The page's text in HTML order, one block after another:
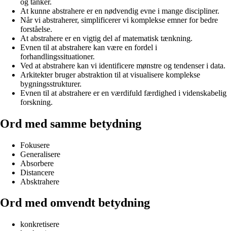
At kunne abstrahere er en nødvendig evne i mange discipliner.
Når vi abstraherer, simplificerer vi komplekse emner for bedre
forståelse.
At abstrahere er en vigtig del af matematisk tænkning.
Evnen til at abstrahere kan være en fordel i
forhandlingssituationer.
Ved at abstrahere kan vi identificere mønstre og tendenser i data.
Arkitekter bruger abstraktion til at visualisere komplekse
bygningsstrukturer.
Evnen til at abstrahere er en værdifuld færdighed i videnskabelig
forskning.
Ord med samme betydning
Fokusere
Generalisere
Absorbere
Distancere
Absktrahere
Ord med omvendt betydning
konkretisere